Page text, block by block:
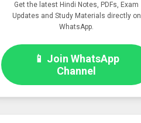
Get the latest Hindi Notes, PDFs, Exam
Updates and Study Materials directly on
WhatsApp.
📱 Join WhatsApp
Channel